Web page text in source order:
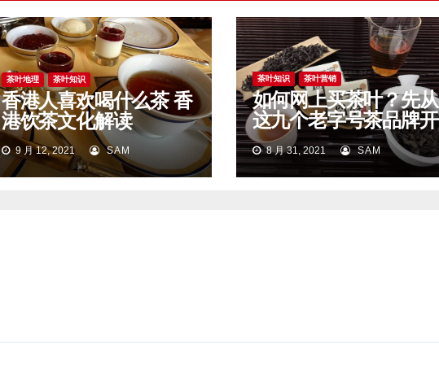
茶叶地理 茶叶知识
香港人喜欢喝什么茶 香
港饮茶文化解读
9 月 12, 2021 SAM
茶叶知识 茶叶营销
如何网上买茶叶？先从
这九个老字号茶品牌开
始。
8 月 31, 2021 SAM